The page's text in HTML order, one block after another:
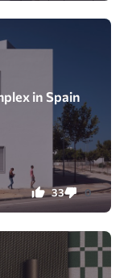
in Spain
33 0